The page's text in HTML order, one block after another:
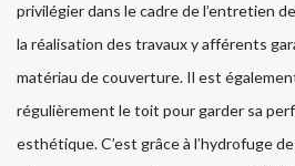
privilégier dans le cadre de l’entretien
la réalisation des travaux y afférents
matériau de couverture. Il est
régulièrement le toit pour garder sa
esthétique. C’est grâce à l’hydrofuge